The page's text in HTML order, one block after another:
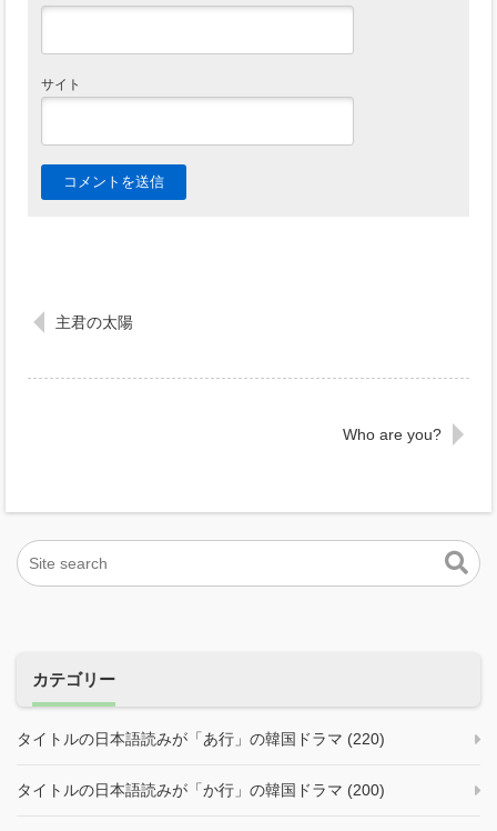
サイト
主君の太陽
Who are you?
カテゴリー
タイトルの日本語読みが「あ行」の韓国ドラマ (220)
タイトルの日本語読みが「か行」の韓国ドラマ (200)